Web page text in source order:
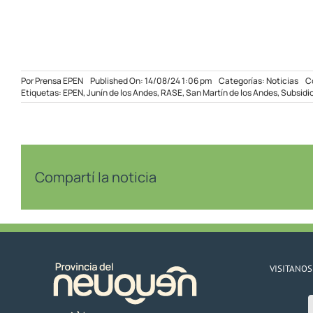
PorPrensa EPEN Published On: 14/08/24 1:06 pm Categorías:Noticias
Etiquetas:EPEN,Junín de los Andes,RASE,San Martín de los Andes,
Compartí la noticia